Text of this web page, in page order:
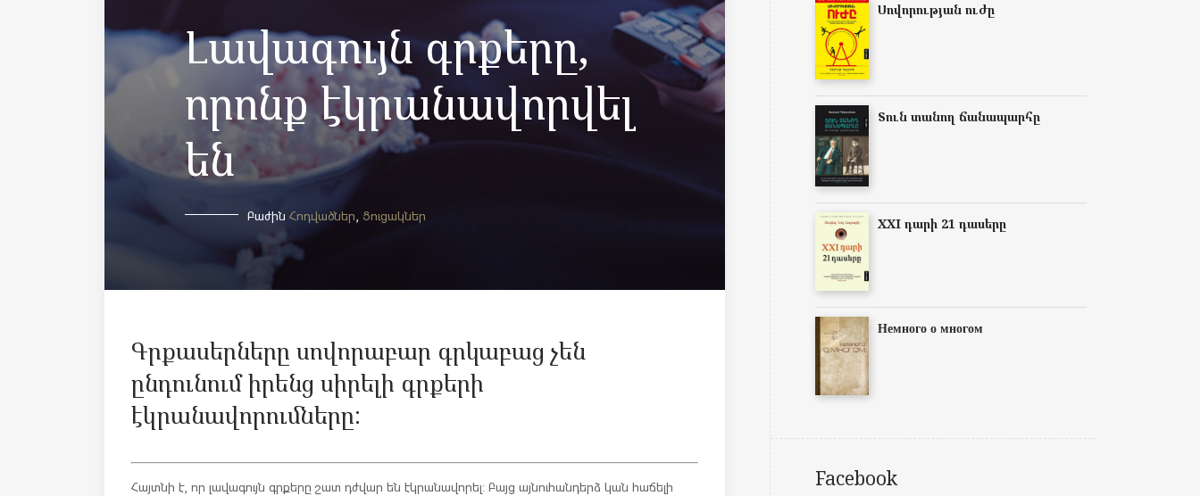
Լավագույն գրքերը,
որոնք էկրանավորվել
են
Բաժին Հոդվածներ, Ցուցակներ
Գրքասերները սովորաբար գրկաբաց չեն
ընդունում իրենց սիրելի գրքերի
էկրանավորումները:
Հայտնի է, որ լավագույն գրքերը շատ դժվար են էկրանավորել: Բայց այնուհանդերձ կան հաճելի
Սովորության ուժը
Տուն տանող ճանապարհը
XXI դարի 21 դասերը
Немного о многом
Facebook